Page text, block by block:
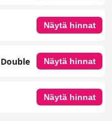
Näytä hinnat
Näytä hinnat
Näytä hinnat